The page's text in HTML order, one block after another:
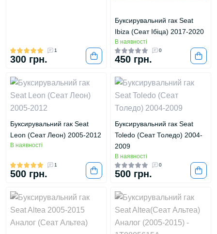
1
300 грн.
Буксирувальний гак Seat
Ibiza (Сеат Ібіца) 2017-2020
В наявності
0
450 грн.
Буксирувальний гак Seat
Leon (Сеат Леон) 2005-2012
В наявності
1
500 грн.
Буксирувальний гак Seat
Toledo (Сеат Толедо) 2004-
2009
В наявності
0
500 грн.